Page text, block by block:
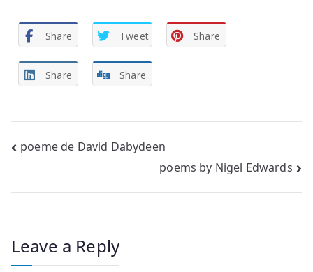
Share Tweet Share
Share Share
Post
poeme de David Dabydeen
poems by Nigel Edwards
Leave a Reply